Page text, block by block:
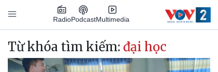
Nhảy đến nội dung
RadioPodcastMultimedia
Main navigation
Từ khóa tìm kiếm: đại học